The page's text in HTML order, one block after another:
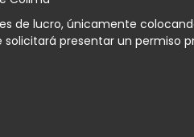
de lucro, únicamente
presentar un permiso